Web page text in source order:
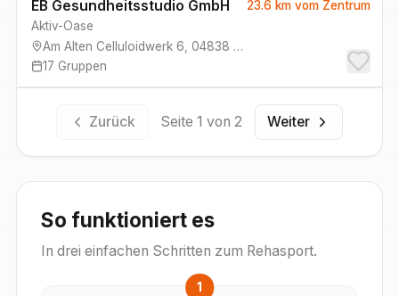
EB Gesundheitsstudio GmbH
Aktiv-Oase
Am Alten Celluloidwerk 6
04838 Eilenburg
17 Gruppen
23.6 kmvom Zentrum
Zurück Seite 1 von 2 Weiter
So funktioniert es
In drei einfachen Schritten zum Rehasport.
1